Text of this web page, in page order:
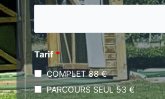
Tarif *
COMPLET 88 €
PARCOURS SEUL 53 €